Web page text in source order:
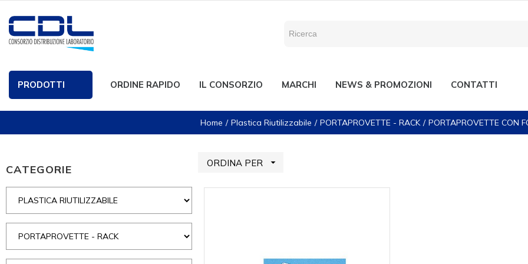
PRODOTTI ORDINE RAPIDO IL CONSORZIO MARCHI NEWS & PROMOZIONI CONTATTI
Home Plastica Riutilizzabile PORTAPROVETTE - RACK PORTAPROVETTE CON
CATEGORIE ORDINA PER 